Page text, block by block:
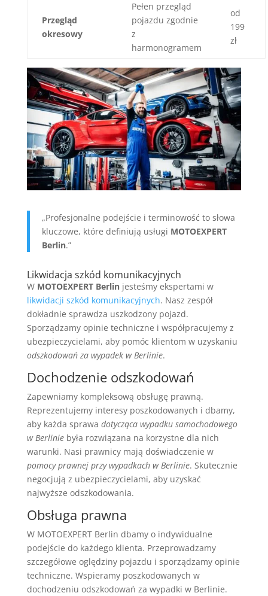
Przegląd
okresowy
Pełen przegląd
pojazdu zgodnie
z
harmonogramem
od
199
zł
„Profesjonalne podejście i terminowość to słowa
kluczowe, które definiują usługi MOTOEXPERT
Berlin.”
Likwidacja szkód komunikacyjnych
W MOTOEXPERT Berlinjesteśmy ekspertami w
likwidacji szkód komunikacyjnych. Nasz zespół
dokładnie sprawdza uszkodzony pojazd.
Sporządzamy opinie techniczne i współpracujemy z
ubezpieczycielami, aby pomóc klientom w uzyskaniu
odszkodowań za wypadek w Berlinie.
Dochodzenie odszkodowań
Zapewniamy kompleksową obsługę prawną.
Reprezentujemy interesy poszkodowanych i dbamy,
aby każda sprawa dotycząca wypadku samochodowego
w Berliniebyła rozwiązana na korzystne dla nich
warunki. Nasi prawnicy mają doświadczenie w
pomocy prawnej przy wypadkach w Berlinie. Skutecznie
negocjują z ubezpieczycielami, aby uzyskać
najwyższe odszkodowania.
Obsługa prawna
W MOTOEXPERT Berlin dbamy o indywidualne
podejście do każdego klienta. Przeprowadzamy
szczegółowe oględziny pojazdu i sporządzamy opinie
techniczne. Wspieramy poszkodowanych w
dochodzeniu odszkodowań za wypadki w Berlinie.